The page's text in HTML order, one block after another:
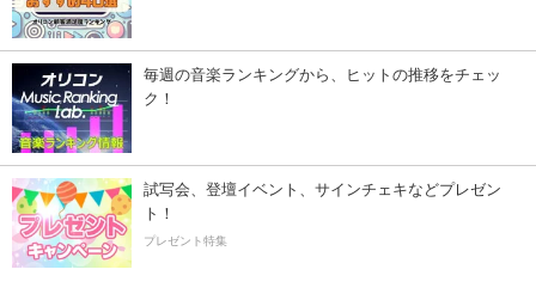
毎週の音楽ランキングから、ヒットの推移をチェッ
ク！
試写会、登壇イベント、サインチェキなどプレゼン
ト！
プレゼント特集